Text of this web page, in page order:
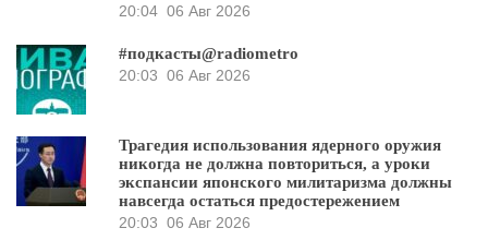
20:04 06 Авг 2026
#подкасты@radiometro
20:03 06 Авг 2026
Трагедия использования ядерного оружия
никогда не должна повториться, а уроки
экспансии японского милитаризма должны
навсегда остаться предостережением
20:03 06 Авг 2026